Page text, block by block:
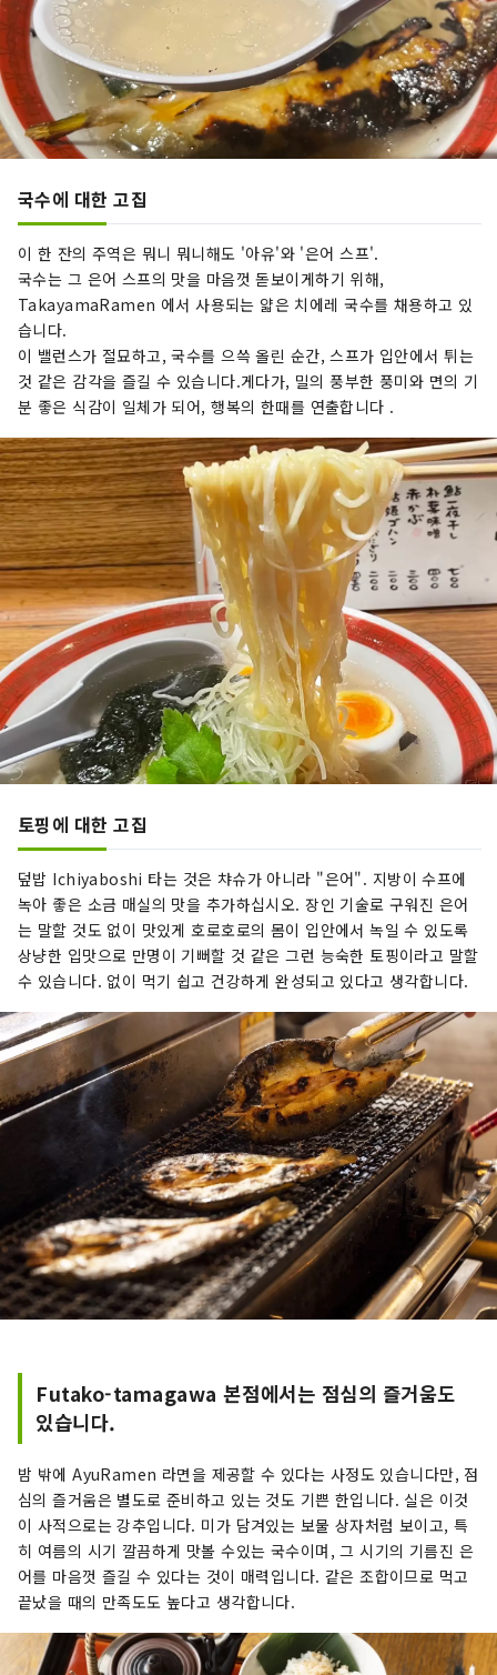
국수에 대한 고집
이 한 잔의 주역은 뭐니 뭐니해도 '아유'와 '은어 스프'.
국수는 그 은어 스프의 맛을 마음껏 돋보이게하기 위해,
TakayamaRamen 에서 사용되는 얇은 치에레 국수를 채용하고 있
습니다.
이 밸런스가 절묘하고, 국수를 으쓱 올린 순간, 스프가 입안에서 튀는
것 같은 감각을 즐길 수 있습니다.게다가, 밀의 풍부한 풍미와 면의 기
분 좋은 식감이 일체가 되어, 행복의 한때를 연출합니다 .
토핑에 대한 고집
덮밥 Ichiyaboshi 타는 것은 챠슈가 아니라 "은어". 지방이 수프에
녹아 좋은 소금 매실의 맛을 추가하십시오. 장인 기술로 구워진 은어
는 말할 것도 없이 맛있게 호로호로의 몸이 입안에서 녹일 수 있도록
상냥한 입맛으로 만명이 기뻐할 것 같은 그런 능숙한 토핑이라고 말할
수 있습니다. 없이 먹기 쉽고 건강하게 완성되고 있다고 생각합니다.
Futako-tamagawa 본점에서는 점심의 즐거움도
있습니다.
밤 밖에 AyuRamen 라면을 제공할 수 있다는 사정도 있습니다만, 점
심의 즐거움은 별도로 준비하고 있는 것도 기쁜 한입니다. 실은 이것
이 사적으로는 강추입니다. 미가 담겨있는 보물 상자처럼 보이고, 특
히 여름의 시기 깔끔하게 맛볼 수있는 국수이며, 그 시기의 기름진 은
어를 마음껏 즐길 수 있다는 것이 매력입니다. 같은 조합이므로 먹고
끝났을 때의 만족도도 높다고 생각합니다.